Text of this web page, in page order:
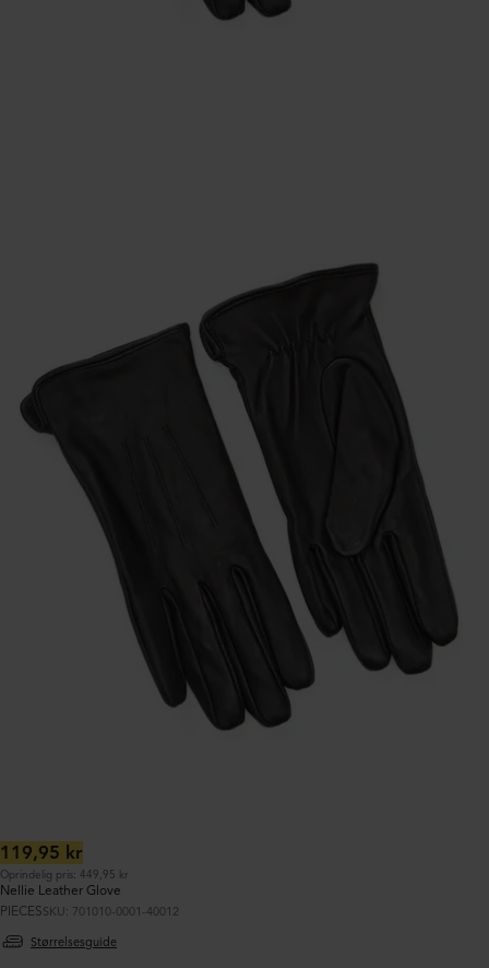
Normalpris:
119,95 kr
Oprindelig pris: 449,95 kr
Nellie Leather Glove
PIECESSKU: 701010-0001-40012
Størrelsesguide